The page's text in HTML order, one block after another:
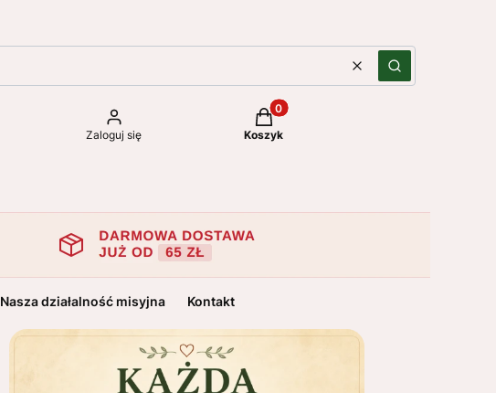
WyczyśćSzukaj
Zaloguj się
Produkty w koszyku: 0. Zobacz
Koszyk
Nasza działalność misyjna Kontakt